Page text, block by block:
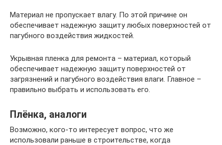
Материал не пропускает влагу. По этой причине он
обеспечивает надежную защиту любых поверхностей от
пагубного воздействия жидкостей.
Укрывная пленка для ремонта – материал, который
обеспечивает надежную защиту поверхностей от
загрязнений и пагубного воздействия влаги. Главное –
правильно выбрать и использовать его.
Плёнка, аналоги
Возможно, кого-то интересует вопрос, что же
использовали раньше в строительстве, когда